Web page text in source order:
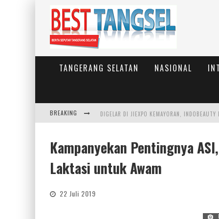
TANGERANG SELATAN NASIONAL
BREAKING
Kampanyekan Pentingnya
Laktasi untuk Awam
22 Juli 2019